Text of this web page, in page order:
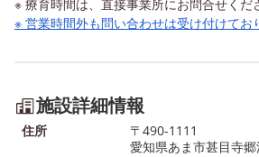
※ 療育時間は、直接事業所にお問合せくだ
※ 営業時間外も問い合わせは受け付けてお
施設詳細情報
住所
〒490-1111
愛知県あま市甚目寺郷